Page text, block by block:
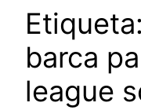
Etiqueta:
barca
league